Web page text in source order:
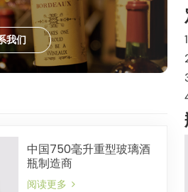
我们
中国750毫升重型玻璃酒
瓶制造商
阅读更多